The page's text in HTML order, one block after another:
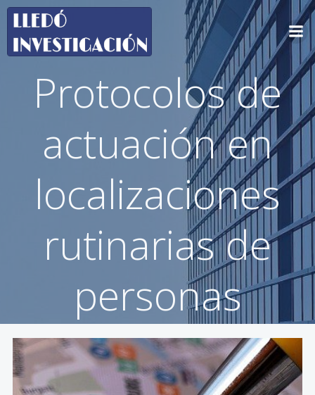
Saltar
contenido
Protocolos de
actuación en
localizaciones
rutinarias de
personas